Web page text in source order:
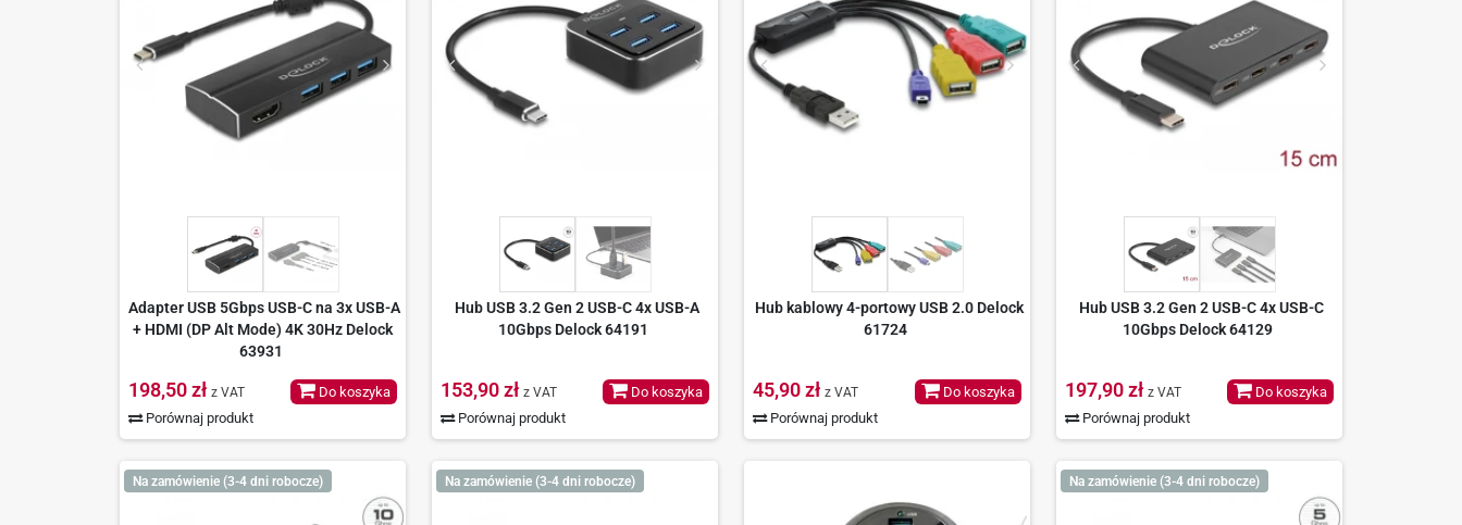
Adapter USB 5Gbps USB-C na 3x USB-A
+ HDMI (DP Alt Mode) 4K 30Hz Delock
63931
198,50 zł z VAT
Porównaj produkt
Do koszyka
Hub USB 3.2 Gen 2 USB-C 4x USB-A
10Gbps Delock 64191
153,90 zł z VAT
Porównaj produkt
Do koszyka
Hub kablowy 4-portowy USB 2.0 Delock
61724
45,90 zł z VAT
Porównaj produkt
Do koszyka
Hub USB 3.2 Gen 2 USB-C 4x USB-C
10Gbps Delock 64129
197,90 zł z VAT
Porównaj produkt
Do koszyka
Na zamówienie (3-4 dni robocze) Na zamówienie (3-4 dni robocze) Na zamówienie (3-4 dni robocze)